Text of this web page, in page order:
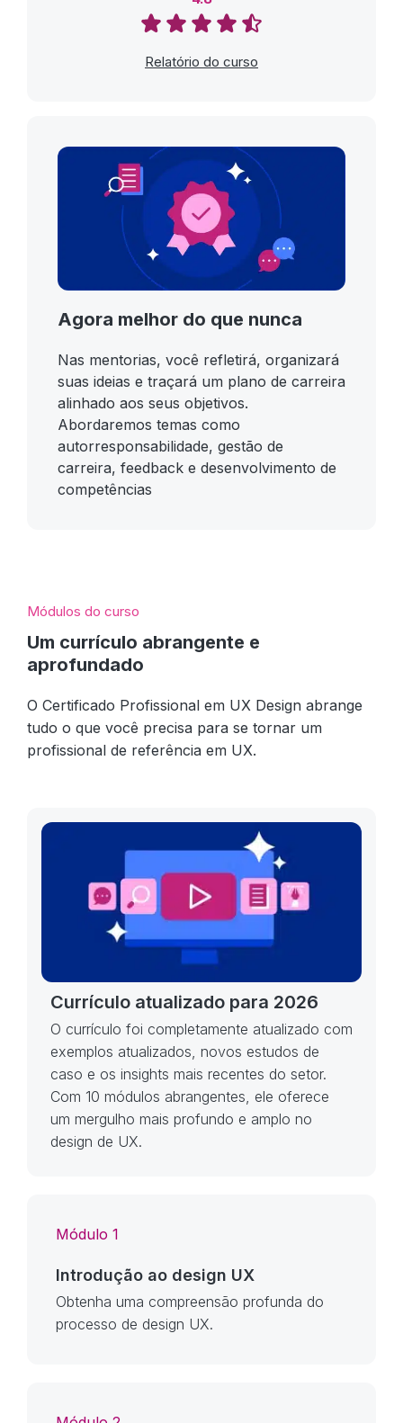
Relatório do curso
Agora melhor do que nunca
Nas mentorias, você refletirá, organizará
suas ideias e traçará um plano de carreira
alinhado aos seus objetivos.
Abordaremos temas como
autorresponsabilidade, gestão de
carreira, feedback e desenvolvimento de
competências
Módulos do curso
Um currículo abrangente e
aprofundado
O Certificado Profissional em UX Design abrange
tudo o que você precisa para se tornar um
profissional de referência em UX.
Currículo atualizado para 2026
O currículo foi completamente atualizado com
exemplos atualizados, novos estudos de
caso e os insights mais recentes do setor.
Com 10 módulos abrangentes, ele oferece
um mergulho mais profundo e amplo no
design de UX.
Módulo 1
Introdução ao design UX
Obtenha uma compreensão profunda do
processo de design UX.